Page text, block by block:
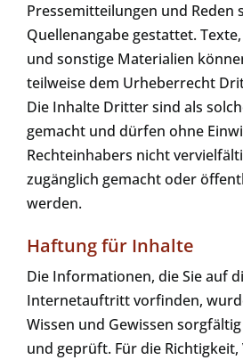
Pressemitteilungen und Reden
Quellenangabe gestattet.
und sonstige Materialien
teilweise dem Urheberrecht
Die Inhalte Dritter sind als
gemacht und dürfen ohne
Rechteinhabers nicht
zugänglich gemacht oder
werden.
Haftung für Inhalte
Die Informationen, die Sie auf
Internetauftritt vorfinden,
Wissen und Gewissen
und geprüft. Für die